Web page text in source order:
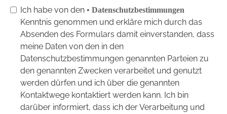
Ich habe von den • Datenschutzbestimmungen
Kenntnis genommen und erkläre mich durch das
Absenden des Formulars damit einverstanden, dass
meine Daten von den in den
Datenschutzbestimmungen genannten Parteien zu
den genannten Zwecken verarbeitet und genutzt
werden dürfen und ich über die genannten
Kontaktwege kontaktiert werden kann. Ich bin
darüber informiert, dass ich der Verarbeitung und